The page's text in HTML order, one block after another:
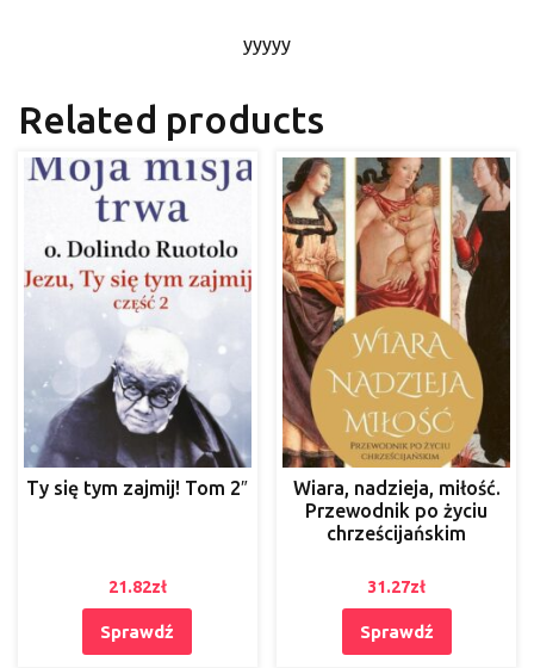
yyyyy
Related products
Ty się tym zajmij! Tom 2″
21.82zł
Sprawdź
Wiara, nadzieja, miłość.
Przewodnik po życiu
chrześcijańskim
31.27zł
Sprawdź